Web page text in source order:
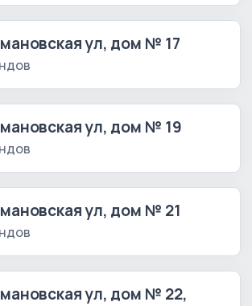
ул, дом № 17
ул, дом № 19
ул, дом № 21
ул, дом № 22,